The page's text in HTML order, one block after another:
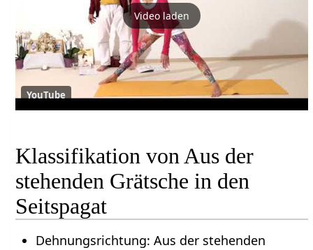
Video laden
YouTube
Klassifikation von Aus der
stehenden Grätsche in den
Seitspagat
Dehnungsrichtung: Aus der stehenden